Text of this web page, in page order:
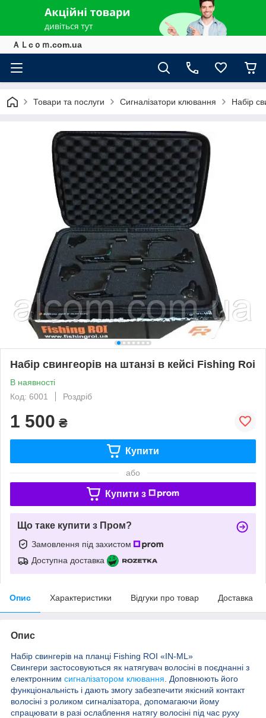
ＡＬcｏｍ.com.ua
Товари та послуги Сигналізатори клювання Набір
Набір свингеорів на штанзі в кейсі Fishing Roi
В наявності
Код: 6001
Роздріб
1 500 ₴
Купити
або
Купити з
Що таке купити з Пром?
Замовлення під захистом
Доступна доставка
Опис Характеристики Відгуки про товар Доставка
Опис
Набір свингерів на планці Fishing ROI «IN-ML»
Свингери застосовуються як натягувач волосіні в поєднанні з
електронним сигналізатором клювання . Доповнюють його
функціональність і дають змогу забезпечити якісний контакт
волосіні з роликом сигналізатора, допомагаючи йому
спрацювати в разі ослаблення натягу волосіні під час руху